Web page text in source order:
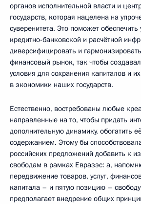
органов исполнительной власти и
государств, которая нацелена на
суверенитета. Это поможет обеспечить
кредитно-банковской и расчётной
диверсифицировать и
финансовый рынок, так чтобы
условия для сохранения капиталов и
в экономики наших государств.
Естественно, востребованы любые
направленные на то, чтобы придать
дополнительную динамику, обогатить
содержанием. Этому бы
российских предложений добавить к
свободам в рамках Евразэс: а,
передвижение товаров, услуг,
капитала – и пятую позицию –
предполагает внедрение общих